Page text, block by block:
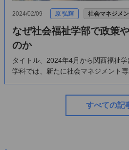
2024/02/09 原 弘輝 社会マネジメ
なぜ社会福祉学部で政策
のか
タイトル、2024年4月から関西福祉
学科では、新たに社会マネジメント専
すべての記